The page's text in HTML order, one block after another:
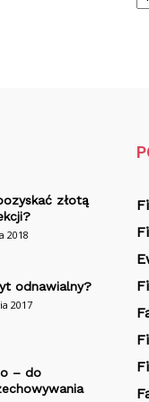
złotą
2018
odnawialny?
2017
– do